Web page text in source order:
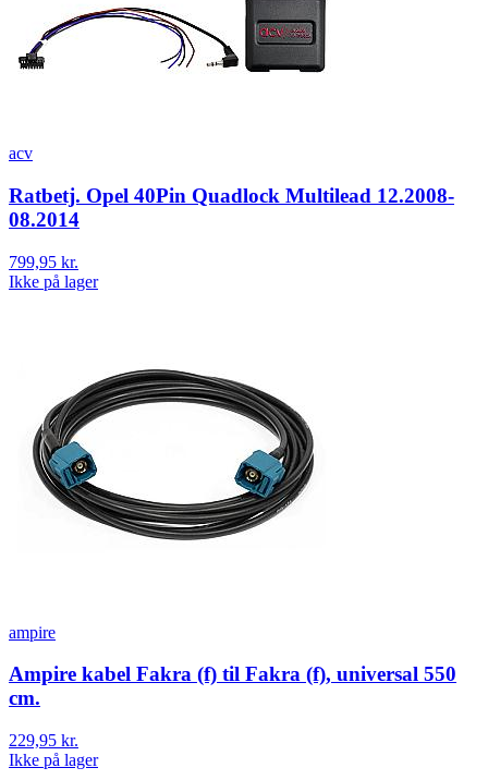
acv
Ratbetj. Opel 40Pin Quadlock Multilead 12.2008-
08.2014
799,95 kr.
Ikke på lager
ampire
Ampire kabel Fakra (f) til Fakra (f), universal 550
cm.
229,95 kr.
Ikke på lager